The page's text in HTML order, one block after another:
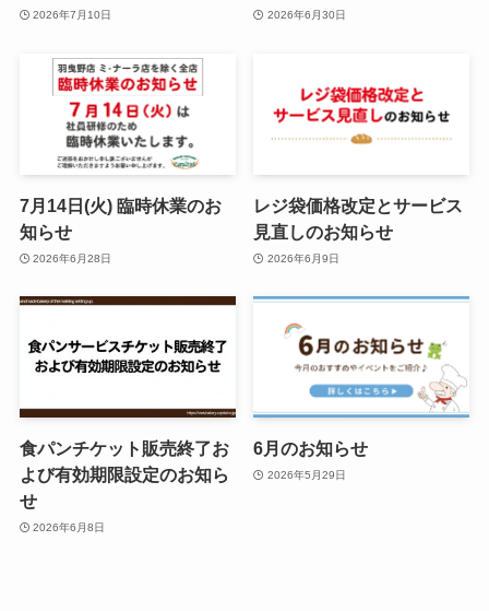
2026年7月10日 2026年6月30日
7月14日(火) 臨時休業のお
知らせ
2026年6月28日
レジ袋価格改定とサービス
見直しのお知らせ
2026年6月9日
食パンチケット販売終了お
よび有効期限設定のお知ら
せ
2026年6月8日
6月のお知らせ
2026年5月29日